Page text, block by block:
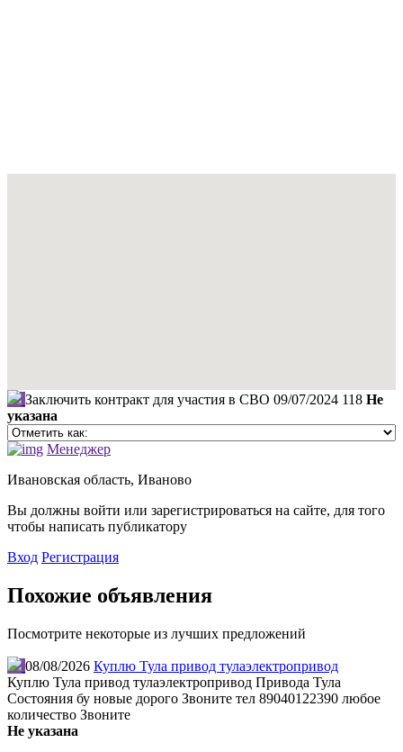
Заключить контракт для участия в СВО 09/07/2024 118 Не
указана
Менеджер
Ивановская область, Иваново
Вы должны войти или зарегистрироваться на сайте, для того
чтобы написать публикатору
Вход Регистрация
Похожие объявления
Посмотрите некоторые из лучших предложений
08/08/2026 Куплю Тула привод тулаэлектропривод
Куплю Тула привод тулаэлектропривод Привода Тула
Состояния бу новые дорого Звоните тел 89040122390 любое
количество Звоните
Не указана